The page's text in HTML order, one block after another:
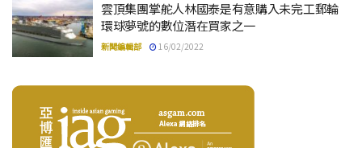
雲頂集團掌舵人林國泰是有意購入未完工郵輪
環球夢號的數位潛在買家之一
新聞編輯部 16/02/2022